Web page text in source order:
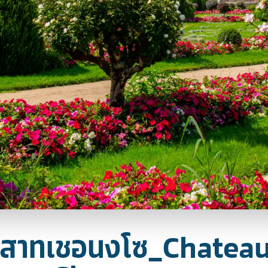
าทเชอนงโซ